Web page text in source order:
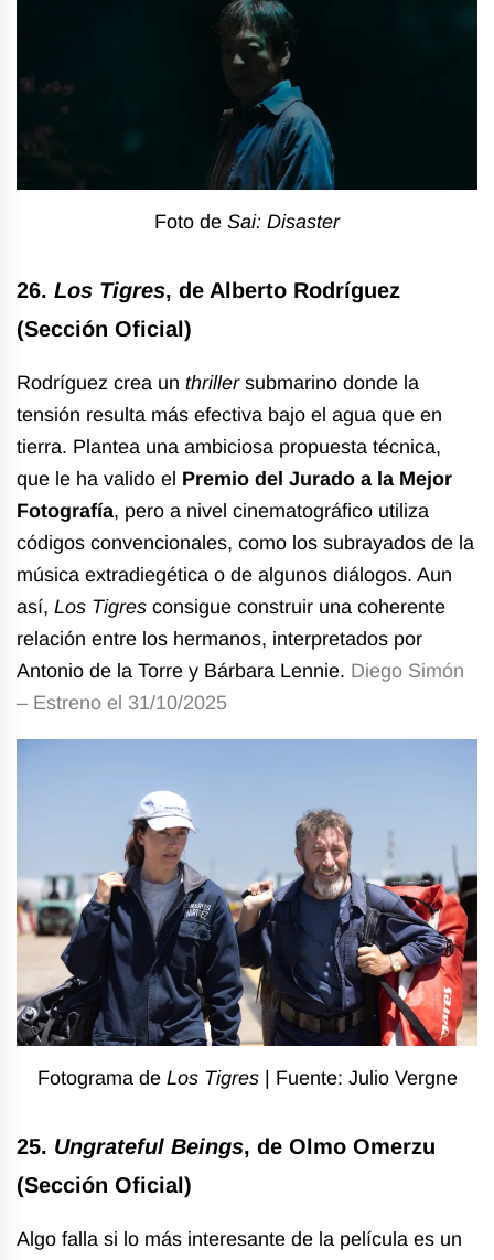
Foto de Sai: Disaster
26. Los Tigres, de Alberto Rodríguez
(Sección Oficial)
Rodríguez crea un thrillersubmarino donde la
tensión resulta más efectiva bajo el agua que en
tierra. Plantea una ambiciosa propuesta técnica,
que le ha valido el Premio del Jurado a la Mejor
Fotografía, pero a nivel cinematográfico utiliza
códigos convencionales, como los subrayados de la
música extradiegética o de algunos diálogos. Aun
así, Los Tigres consigue construir una coherente
relación entre los hermanos, interpretados por
Antonio de la Torre y Bárbara Lennie. Diego Simón
– Estreno el 31/10/2025
Fotograma de Los Tigres| Fuente: Julio Vergne
25. Ungrateful Beings, de Olmo Omerzu
(Sección Oficial)
Algo falla si lo más interesante de la película es un